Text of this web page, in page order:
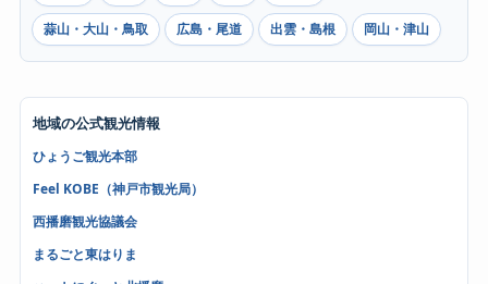
蒜山・大山・鳥取 広島・尾道 出雲・島根 岡山・津山
地域の公式観光情報
ひょうご観光本部
Feel KOBE（神戸市観光局）
西播磨観光協議会
まるごと東はりま